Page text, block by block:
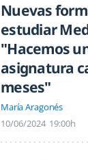
Nuevas
estudiar
"Hacemos
asignatura
meses"
María Aragonés
10/06/2024 19:00h